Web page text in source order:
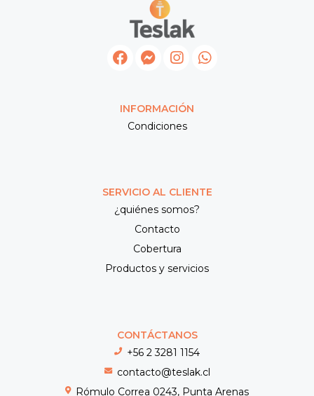
INFORMACIÓN
Condiciones
SERVICIO AL CLIENTE
¿quiénes somos?
Contacto
Cobertura
Productos y servicios
CONTÁCTANOS
+56 2 3281 1154
contacto@teslak.cl
Rómulo Correa 0243, Punta Arenas